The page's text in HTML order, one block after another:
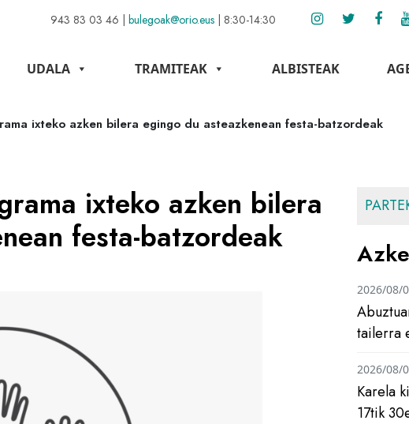
943 83 03 46 | bulegoak@orio.eus | 8:30-14:30
UDALA TRAMITEAK ALBISTEAK
ixteko azken bilera egingo du asteazkenean festa-batzordeak
ixteko azken bilera
festa-batzordeak
tailerra
2026/08/
Karela
17tik
2026/08/